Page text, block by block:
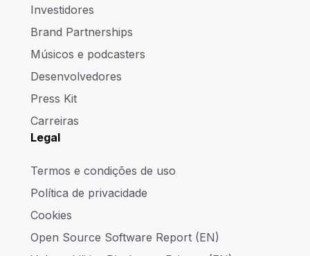
Investidores
Brand Partnerships
Músicos e podcasters
Desenvolvedores
Press Kit
Carreiras
Legal
Termos e condições de uso
Política de privacidade
Cookies
Open Source Software Report (EN)